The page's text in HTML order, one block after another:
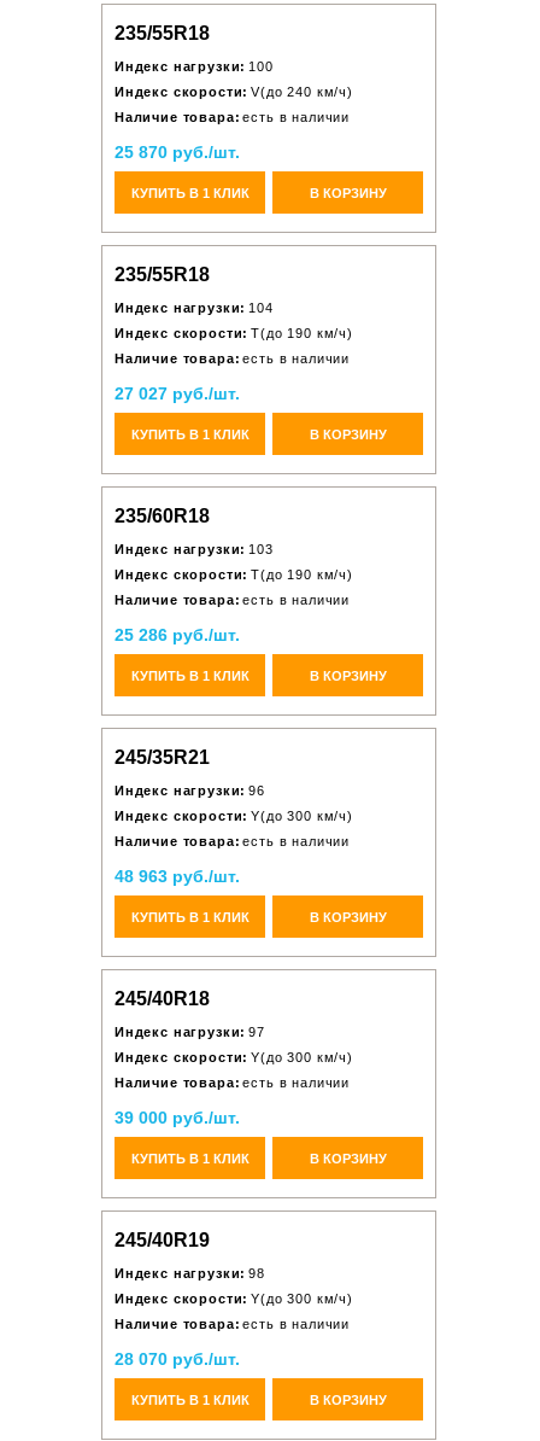
235/55R18
Индекс нагрузки: 100
Индекс скорости: V(до 240 км/ч)
Наличие товара: есть в наличии
25 870 руб./шт.
КУПИТЬ В 1 КЛИК В КОРЗИНУ
235/55R18
Индекс нагрузки: 104
Индекс скорости: T(до 190 км/ч)
Наличие товара: есть в наличии
27 027 руб./шт.
КУПИТЬ В 1 КЛИК В КОРЗИНУ
235/60R18
Индекс нагрузки: 103
Индекс скорости: T(до 190 км/ч)
Наличие товара: есть в наличии
25 286 руб./шт.
КУПИТЬ В 1 КЛИК В КОРЗИНУ
245/35R21
Индекс нагрузки: 96
Индекс скорости: Y(до 300 км/ч)
Наличие товара: есть в наличии
48 963 руб./шт.
КУПИТЬ В 1 КЛИК В КОРЗИНУ
245/40R18
Индекс нагрузки: 97
Индекс скорости: Y(до 300 км/ч)
Наличие товара: есть в наличии
39 000 руб./шт.
КУПИТЬ В 1 КЛИК В КОРЗИНУ
245/40R19
Индекс нагрузки: 98
Индекс скорости: Y(до 300 км/ч)
Наличие товара: есть в наличии
28 070 руб./шт.
КУПИТЬ В 1 КЛИК В КОРЗИНУ